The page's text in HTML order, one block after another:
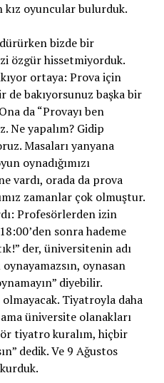
kız oyuncular bulurduk.
bizde bir
özgür hissetmiyorduk.
ortaya: Prova için
de bakıyorsunuz başka bir
da “Provayı ben
Ne yapalım? Gidip
Masaları yanyana
oynadığımızı
vardı, orada da prova
zamanlar çok olmuştur.
Profesörlerden izin
sonra hademe
der, üniversitenin adı
oynasan
diyebilir.
Tiyatroyla daha
üniversite olanakları
tiyatro kuralım, hiçbir
dedik. Ve 9 Ağustos